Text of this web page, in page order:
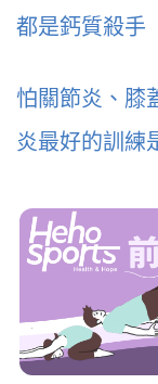
都是鈣質殺手
怕關節炎、膝
炎最好的訓練